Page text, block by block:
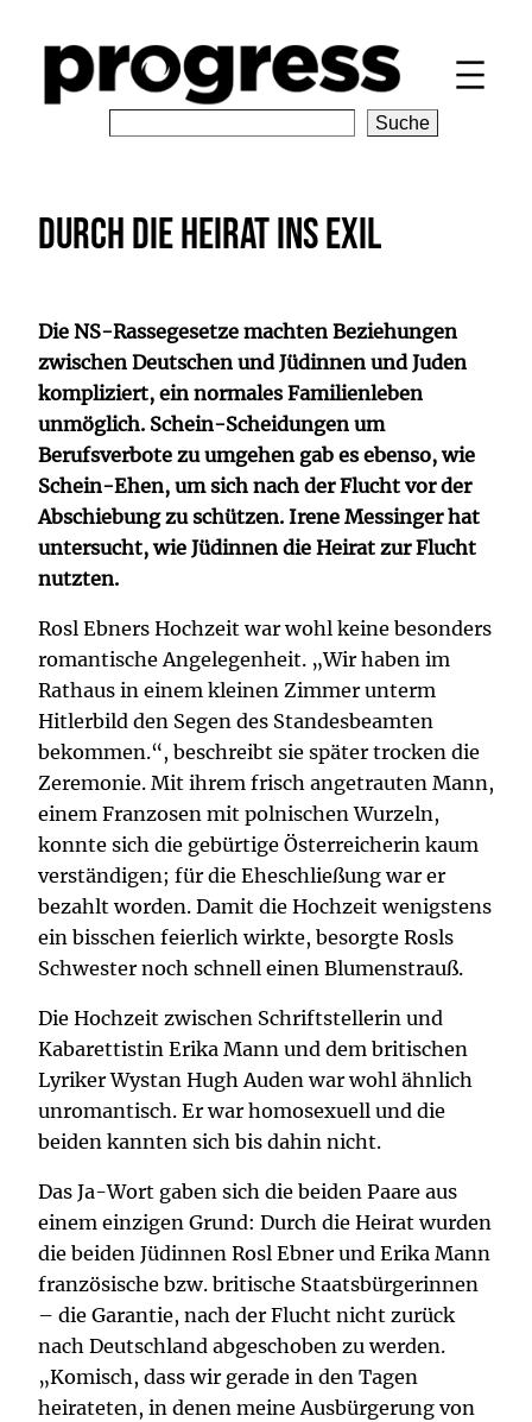
Inhalt
springen
c
h
Suche
Durch die Heirat ins Exil
Die NS-Rassegesetze machten Beziehungen
zwischen Deutschen und Jüdinnen und Juden
kompliziert, ein normales Familienleben
unmöglich. Schein-Scheidungen um
Berufsverbote zu umgehen gab es ebenso, wie
Schein-Ehen, um sich nach der Flucht vor der
Abschiebung zu schützen. Irene Messinger hat
untersucht, wie Jüdinnen die Heirat zur Flucht
nutzten.
Rosl Ebners Hochzeit war wohl keine besonders
romantische Angelegenheit. „Wir haben im
Rathaus in einem kleinen Zimmer unterm
Hitlerbild den Segen des Standesbeamten
bekommen.“, beschreibt sie später trocken die
Zeremonie. Mit ihrem frisch angetrauten Mann,
einem Franzosen mit polnischen Wurzeln,
konnte sich die gebürtige Österreicherin kaum
verständigen; für die Eheschließung war er
bezahlt worden. Damit die Hochzeit wenigstens
ein bisschen feierlich wirkte, besorgte Rosls
Schwester noch schnell einen Blumenstrauß.
Die Hochzeit zwischen Schriftstellerin und
Kabarettistin Erika Mann und dem britischen
Lyriker Wystan Hugh Auden war wohl ähnlich
unromantisch. Er war homosexuell und die
beiden kannten sich bis dahin nicht.
Das Ja-Wort gaben sich die beiden Paare aus
einem einzigen Grund: Durch die Heirat wurden
die beiden Jüdinnen Rosl Ebner und Erika Mann
französische bzw. britische Staatsbürgerinnen
– die Garantie, nach der Flucht nicht zurück
nach Deutschland abgeschoben zu werden.
„Komisch, dass wir gerade in den Tagen
heirateten, in denen meine Ausbürgerung von